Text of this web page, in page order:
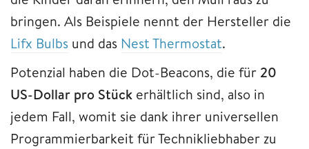
bringen. Als Beispiele nennt der Hersteller die
Lifx Bulbs und das Nest Thermostat.
Potenzial haben die Dot-Beacons, die für 20
US-Dollar pro Stück erhältlich sind, also in
jedem Fall, womit sie dank ihrer universellen
Programmierbarkeit für Technikliebhaber zu